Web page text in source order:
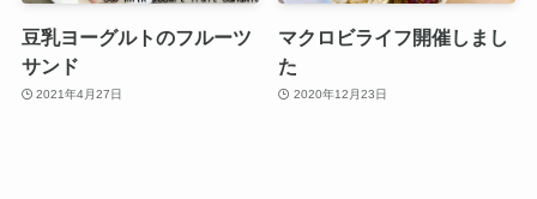
豆乳ヨーグルトのフルーツ
サンド
2021年4月27日
マクロビライフ開催しまし
た
2020年12月23日